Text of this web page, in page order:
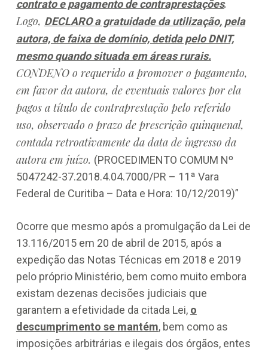
contrato e pagamento de contraprestações.
Logo, DECLARO a gratuidade da utilização, pela
autora, de faixa de domínio, detida pelo DNIT,
mesmo quando situada em áreas rurais.
CONDENO o requerido a promover o pagamento,
em favor da autora, de eventuais valores por ela
pagos a título de contraprestação pelo referido
uso, observado o prazo de prescrição quinquenal,
contada retroativamente da data de ingresso da
autora em juízo. (PROCEDIMENTO COMUM Nº
5047242-37.2018.4.04.7000/PR – 11ª Vara
Federal de Curitiba – Data e Hora: 10/12/2019)”
Ocorre que mesmo após a promulgação da Lei de
13.116/2015 em 20 de abril de 2015, após a
expedição das Notas Técnicas em 2018 e 2019
pelo próprio Ministério, bem como muito embora
existam dezenas decisões judiciais que
garantem a efetividade da citada Lei, o
descumprimento se mantém, bem como as
imposições arbitrárias e ilegais dos órgãos, entes